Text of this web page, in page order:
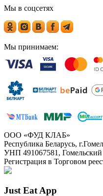
Мы в соцсетях
Мы принимаем:
ООО «ФУД КЛАБ»
Республика Беларусь,
УНП 491067581, Гомельский
Регистрация в Торговом
Just Eat App